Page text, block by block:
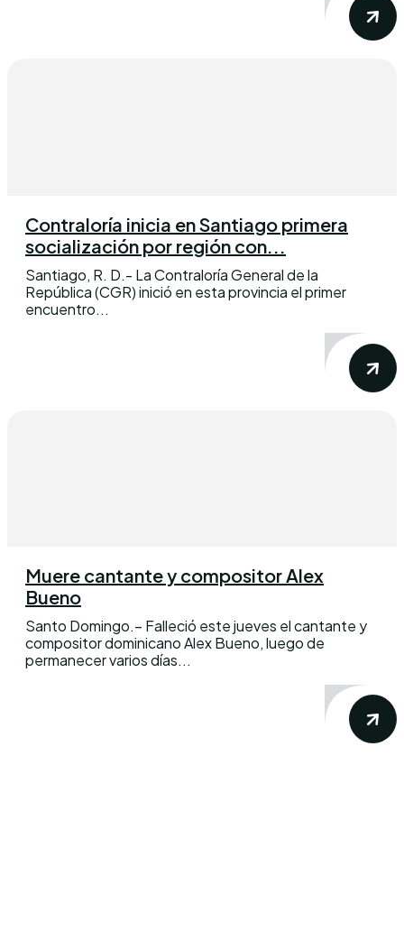
Contraloría inicia en Santiago primera
socialización por región con...
Santiago, R. D.- La Contraloría General de la
República (CGR) inició en esta provincia el primer
encuentro...
Muere cantante y compositor Alex
Bueno
Santo Domingo.– Falleció este jueves el cantante y
compositor dominicano Alex Bueno, luego de
permanecer varios días...